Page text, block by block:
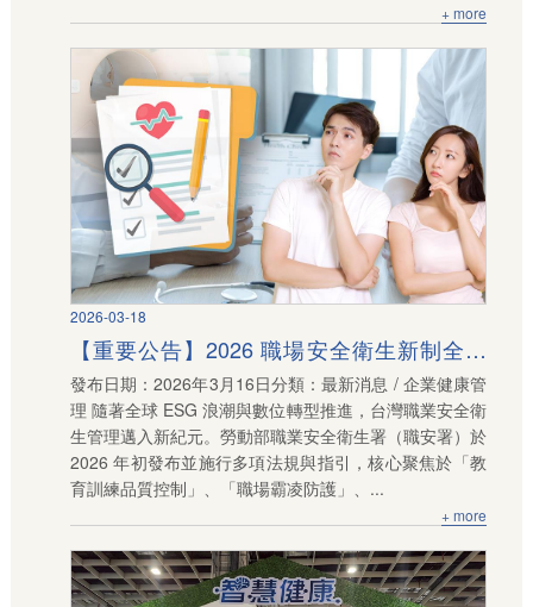
+ more
2026-03-18
【重要公告】2026 職場安全衛生新制全面
上路：解析職安署四大修法重點與企業因應
對策
發布日期：2026年3月16日分類：最新消息 / 企業健康管
理 隨著全球 ESG 浪潮與數位轉型推進，台灣職業安全衛
生管理邁入新紀元。勞動部職業安全衛生署（職安署）於
2026 年初發布並施行多項法規與指引，核心聚焦於「教
育訓練品質控制」、「職場霸凌防護」、...
+ more